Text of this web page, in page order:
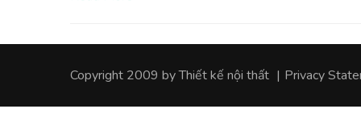
Copyright 2009 byThiết kế nội thất | Privacy